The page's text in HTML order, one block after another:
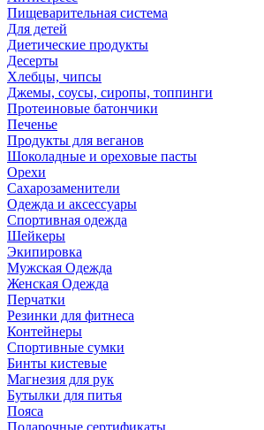
Пищеварительная система
Для детей
Диетические продукты
Десерты
Хлебцы, чипсы
Джемы, соусы, сиропы, топпинги
Протеиновые батончики
Печенье
Продукты для веганов
Шоколадные и ореховые пасты
Орехи
Сахарозаменители
Одежда и аксессуары
Спортивная одежда
Шейкеры
Экипировка
Мужская Одежда
Женская Одежда
Перчатки
Резинки для фитнеса
Контейнеры
Спортивные сумки
Бинты кистевые
Магнезия для рук
Бутылки для питья
Пояса
Подарочные сертификаты